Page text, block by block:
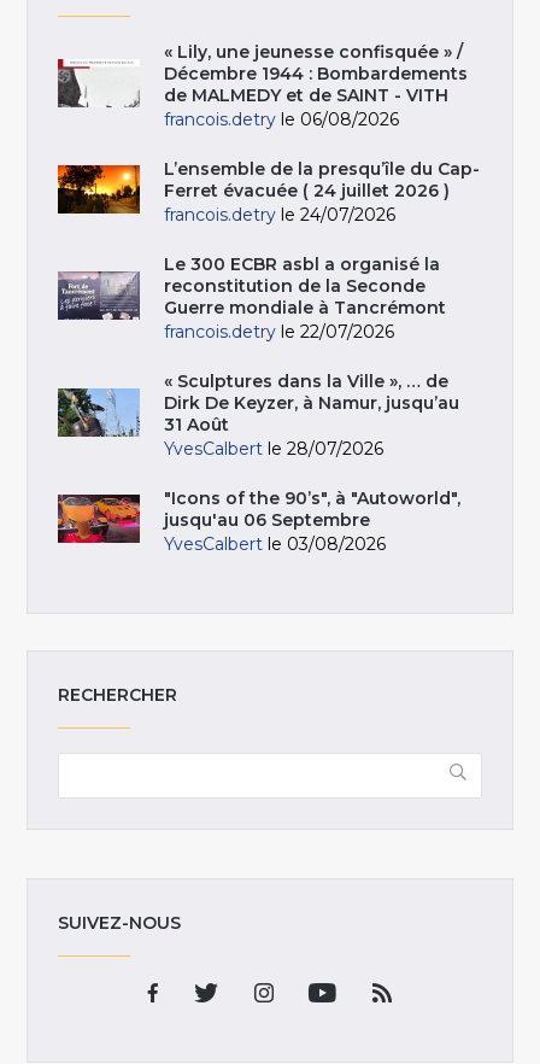
« Lily, une jeunesse confisquée » /
Décembre 1944 : Bombardements
de MALMEDY et de SAINT - VITH
francois.detry le 06/08/2026
L’ensemble de la presqu’île du Cap-
Ferret évacuée ( 24 juillet 2026 )
francois.detry le 24/07/2026
Le 300 ECBR asbl a organisé la
reconstitution de la Seconde
Guerre mondiale à Tancrémont
francois.detry le 22/07/2026
« Sculptures dans la Ville », … de
Dirk De Keyzer, à Namur, jusqu’au
31 Août
YvesCalbert le 28/07/2026
"Icons of the 90’s", à "Autoworld",
jusqu'au 06 Septembre
YvesCalbert le 03/08/2026
RECHERCHER
SUIVEZ-NOUS